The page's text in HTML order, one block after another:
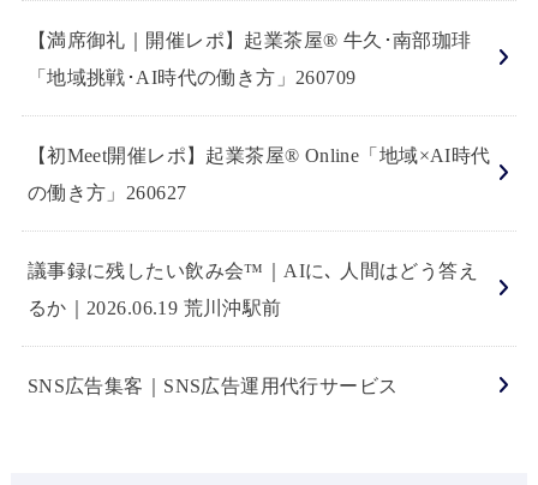
【満席御礼｜開催レポ】起業茶屋® 牛久･南部珈琲
「地域挑戦･AI時代の働き方」260709
【初Meet開催レポ】起業茶屋® Online「地域×AI時代
の働き方」260627
議事録に残したい飲み会™｜AIに､ 人間はどう答え
るか｜2026.06.19 荒川沖駅前
SNS広告集客｜SNS広告運用代行サービス